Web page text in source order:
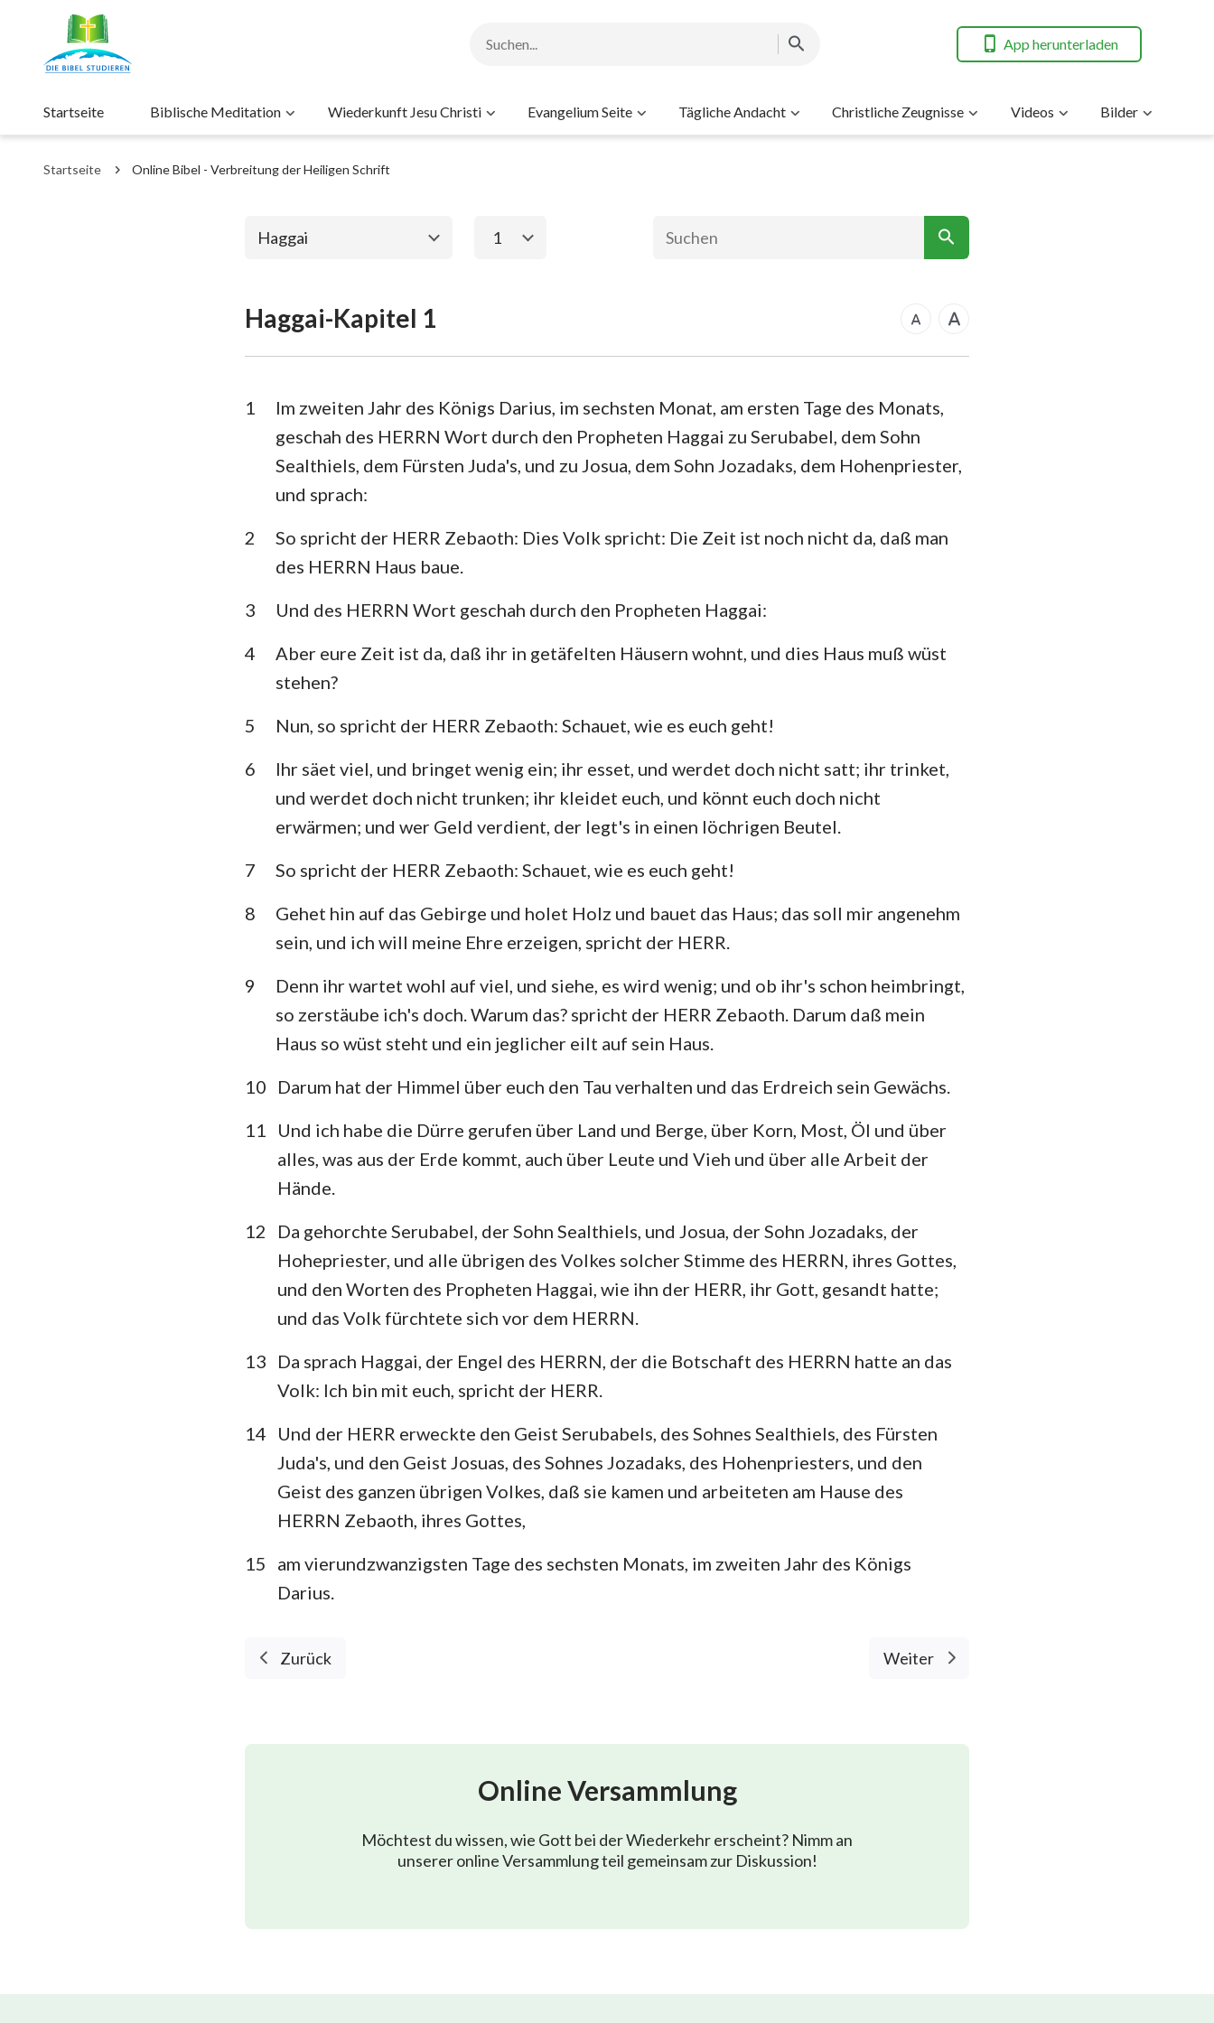
App herunterladen
Startseite Biblische Meditation Wiederkunft Jesu Christi Evangelium Seite Tägliche Andacht Christliche Zeugnisse Videos Bilder
Startseite Online Bibel - Verbreitung der Heiligen Schrift
Haggai
Das alte Testament
3. Mose 4. Mose
5. Mose Josua
Richter
1.Könige 2.Könige
1. Chronik 2. Chronik
Esra Nehemia
Esther
Psalm Sprüche
Prediger Hohelied
Jesaja Jeremia
Daniel Hosea
Joel Amos
Habakuk Zephanja
Haggai Sacharja
Maleachi
Lukas Johannes
Apostelgeschichte Römer
1. Thessalonicher
1. Timotheus 2. Timotheus
Hebräer
1. Petrus 2. Petrus
1. Johannes 2. Johannes
Offenbarung
1
Haggai-Kapitel 1
1
Im zweiten Jahr des Königs Darius, im sechsten Monat, am ersten Tage des Monats,
geschah des HERRN Wort durch den Propheten Haggai zu Serubabel, dem Sohn
Sealthiels, dem Fürsten Juda's, und zu Josua, dem Sohn Jozadaks, dem Hohenpriester,
und sprach:
2
So spricht der HERR Zebaoth: Dies Volk spricht: Die Zeit ist noch nicht da, daß man
des HERRN Haus baue.
3
Und des HERRN Wort geschah durch den Propheten Haggai:
4
Aber eure Zeit ist da, daß ihr in getäfelten Häusern wohnt, und dies Haus muß wüst
stehen?
5
Nun, so spricht der HERR Zebaoth: Schauet, wie es euch geht!
6
Ihr säet viel, und bringet wenig ein; ihr esset, und werdet doch nicht satt; ihr trinket,
und werdet doch nicht trunken; ihr kleidet euch, und könnt euch doch nicht
erwärmen; und wer Geld verdient, der legt's in einen löchrigen Beutel.
7
So spricht der HERR Zebaoth: Schauet, wie es euch geht!
8
Gehet hin auf das Gebirge und holet Holz und bauet das Haus; das soll mir angenehm
sein, und ich will meine Ehre erzeigen, spricht der HERR.
9
Denn ihr wartet wohl auf viel, und siehe, es wird wenig; und ob ihr's schon heimbringt,
so zerstäube ich's doch. Warum das? spricht der HERR Zebaoth. Darum daß mein
Haus so wüst steht und ein jeglicher eilt auf sein Haus.
10
Darum hat der Himmel über euch den Tau verhalten und das Erdreich sein Gewächs.
11
Und ich habe die Dürre gerufen über Land und Berge, über Korn, Most, Öl und über
alles, was aus der Erde kommt, auch über Leute und Vieh und über alle Arbeit der
Hände.
12
Da gehorchte Serubabel, der Sohn Sealthiels, und Josua, der Sohn Jozadaks, der
Hohepriester, und alle übrigen des Volkes solcher Stimme des HERRN, ihres Gottes,
und den Worten des Propheten Haggai, wie ihn der HERR, ihr Gott, gesandt hatte;
und das Volk fürchtete sich vor dem HERRN.
13
Da sprach Haggai, der Engel des HERRN, der die Botschaft des HERRN hatte an das
Volk: Ich bin mit euch, spricht der HERR.
14
Und der HERR erweckte den Geist Serubabels, des Sohnes Sealthiels, des Fürsten
Juda's, und den Geist Josuas, des Sohnes Jozadaks, des Hohenpriesters, und den
Geist des ganzen übrigen Volkes, daß sie kamen und arbeiteten am Hause des
HERRN Zebaoth, ihres Gottes,
15
am vierundzwanzigsten Tage des sechsten Monats, im zweiten Jahr des Königs
Darius.
Zurück Weiter
Online Versammlung
Möchtest du wissen, wie Gott bei der Wiederkehr erscheint? Nimm an
unserer online Versammlung teil gemeinsam zur Diskussion!